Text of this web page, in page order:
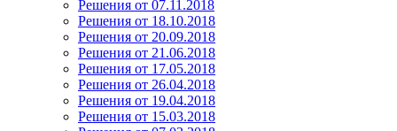
Решения от 07.11.2018
Решения от 18.10.2018
Решения от 20.09.2018
Решения от 21.06.2018
Решения от 17.05.2018
Решения от 26.04.2018
Решения от 19.04.2018
Решения от 15.03.2018